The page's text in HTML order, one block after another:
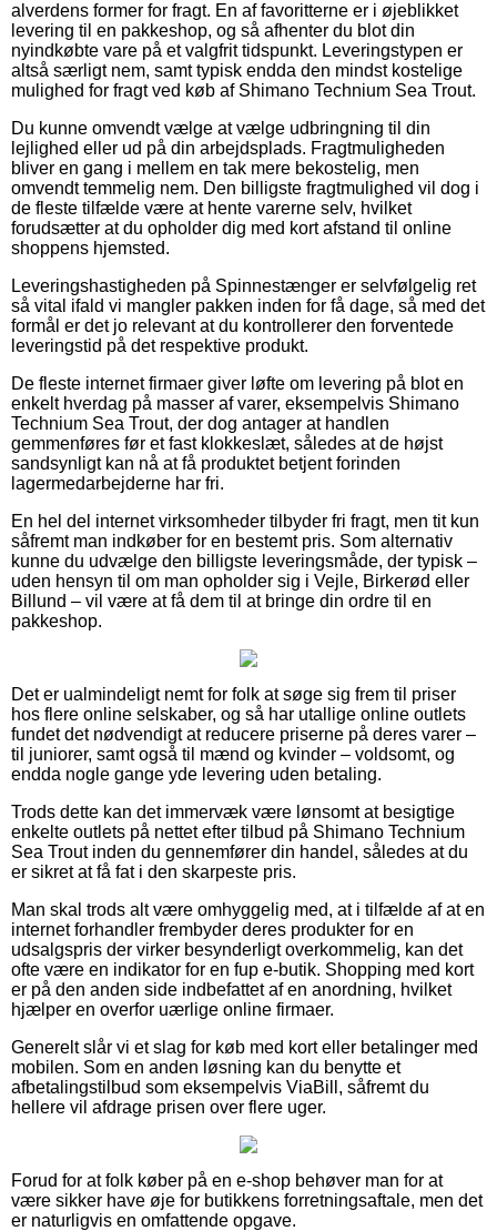
alverdens former for fragt. En af favoritterne er i øjeblikket
levering til en pakkeshop, og så afhenter du blot din
nyindkøbte vare på et valgfrit tidspunkt. Leveringstypen er
altså særligt nem, samt typisk endda den mindst kostelige
mulighed for fragt ved køb af Shimano Technium Sea Trout.
Du kunne omvendt vælge at vælge udbringning til din
lejlighed eller ud på din arbejdsplads. Fragtmuligheden
bliver en gang i mellem en tak mere bekostelig, men
omvendt temmelig nem. Den billigste fragtmulighed vil dog i
de fleste tilfælde være at hente varerne selv, hvilket
forudsætter at du opholder dig med kort afstand til online
shoppens hjemsted.
Leveringshastigheden på Spinnestænger er selvfølgelig ret
så vital ifald vi mangler pakken inden for få dage, så med det
formål er det jo relevant at du kontrollerer den forventede
leveringstid på det respektive produkt.
De fleste internet firmaer giver løfte om levering på blot en
enkelt hverdag på masser af varer, eksempelvis Shimano
Technium Sea Trout, der dog antager at handlen
gemmenføres før et fast klokkeslæt, således at de højst
sandsynligt kan nå at få produktet betjent forinden
lagermedarbejderne har fri.
En hel del internet virksomheder tilbyder fri fragt, men tit kun
såfremt man indkøber for en bestemt pris. Som alternativ
kunne du udvælge den billigste leveringsmåde, der typisk –
uden hensyn til om man opholder sig i Vejle, Birkerød eller
Billund – vil være at få dem til at bringe din ordre til en
pakkeshop.
Det er ualmindeligt nemt for folk at søge sig frem til priser
hos flere online selskaber, og så har utallige online outlets
fundet det nødvendigt at reducere priserne på deres varer –
til juniorer, samt også til mænd og kvinder – voldsomt, og
endda nogle gange yde levering uden betaling.
Trods dette kan det immervæk være lønsomt at besigtige
enkelte outlets på nettet efter tilbud på Shimano Technium
Sea Trout inden du gennemfører din handel, således at du
er sikret at få fat i den skarpeste pris.
Man skal trods alt være omhyggelig med, at i tilfælde af at en
internet forhandler frembyder deres produkter for en
udsalgspris der virker besynderligt overkommelig, kan det
ofte være en indikator for en fup e-butik. Shopping med kort
er på den anden side indbefattet af en anordning, hvilket
hjælper en overfor uærlige online firmaer.
Generelt slår vi et slag for køb med kort eller betalinger med
mobilen. Som en anden løsning kan du benytte et
afbetalingstilbud som eksempelvis ViaBill, såfremt du
hellere vil afdrage prisen over flere uger.
Forud for at folk køber på en e-shop behøver man for at
være sikker have øje for butikkens forretningsaftale, men det
er naturligvis en omfattende opgave.